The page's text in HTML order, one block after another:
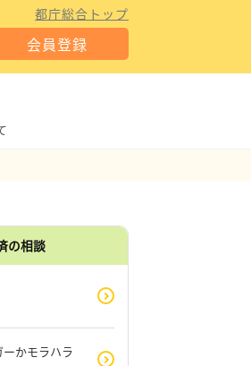
都庁総合トップ
会員登録
の相談
ーかモラハラ